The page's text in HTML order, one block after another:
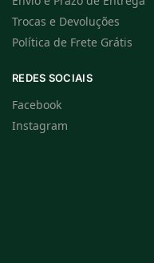
Trocas e Devoluções
Política de Frete Grátis
REDES SOCIAIS
Facebook
Instagram